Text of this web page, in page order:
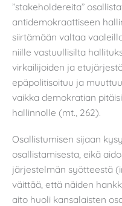
”stakeholdereita”
antidemokraattiseen
siirtämään valtaa
niille vastuullisilta
virkailijoiden ja
epäpolitisoituu ja
vaikka demokratian
hallinnolle (mt., 262).
Osallistumisen sijaan
osallistamisesta, eikä
järjestelmän syötteestä
väittää, että näiden
aito huoli kansalaisten